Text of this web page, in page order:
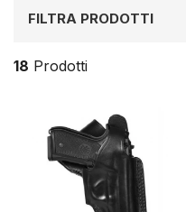
FILTRA PRODOTTI
18 Prodotti